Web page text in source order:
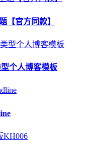
【官方同款】
个人博客模板